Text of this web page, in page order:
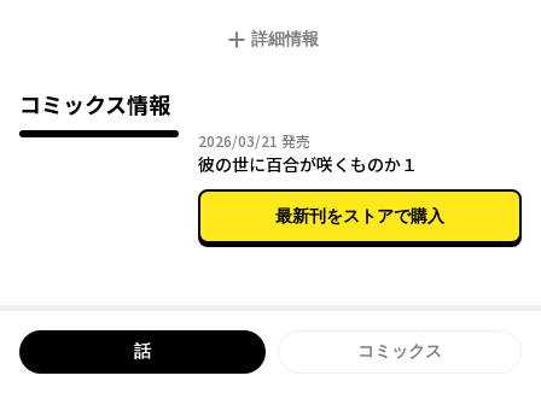
そんな大ピンチの百合に手を差し伸べてきたのは、同じアパート
しかも、なぜか借金を肩代わりしてくれた彼から告げられたの
は、まさかのプロポーズの言葉！！？
「とりあえず同棲から…」とその場しのぎの提案した百合だった
そこからキケンすぎる愛に翻弄される日々が始まってしまい…？
詳細情報
コミックス情報
2026/03/21 2026年03月21日
発売
彼の世に百合が咲くものか１
最新刊をストアで購入
話 コミックス